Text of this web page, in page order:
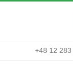
+48 12 283